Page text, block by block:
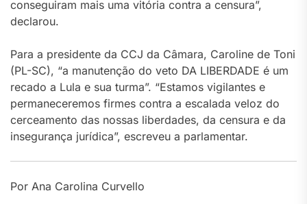
conseguiram mais uma vitória contra a censura”,
declarou.
Para a presidente da CCJ da Câmara, Caroline de Toni
(PL-SC), “a manutenção do veto DA LIBERDADE é um
recado a Lula e sua turma”. “Estamos vigilantes e
permaneceremos firmes contra a escalada veloz do
cerceamento das nossas liberdades, da censura e da
insegurança jurídica”, escreveu a parlamentar.
Por Ana Carolina Curvello